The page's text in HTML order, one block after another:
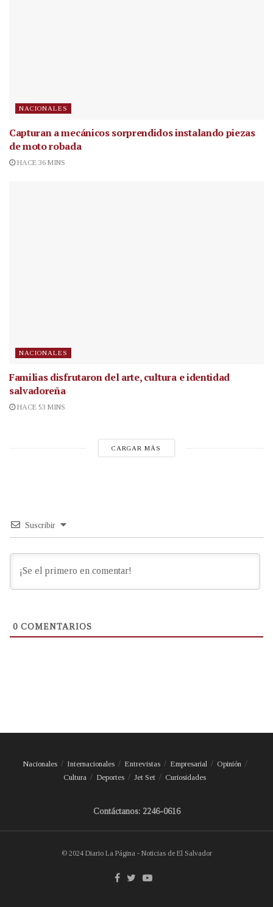
NACIONALES
Capturan a mecánicos sorprendidos instalando piezas
de moto robada
HACE 36 MINS
NACIONALES
Familias disfrutaron del arte, cultura e identidad
salvadoreña
HACE 53 MINS
CARGAR MÁS
Suscribir
0 COMENTARIOS
Nacionales Internacionales Entrevistas Empresarial
Opinión
Cultura
Deportes Jet Set Curiosidades
Contáctanos: 2246-0616
© 2024 Diario La Página - Noticias de El Salvador